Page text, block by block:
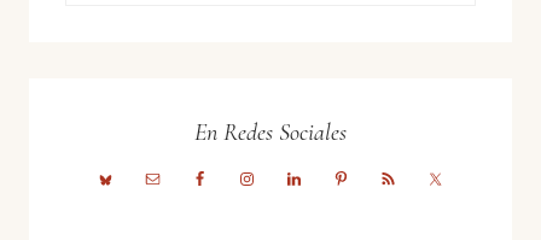
En Redes Sociales